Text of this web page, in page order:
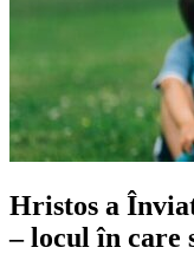
Hristos a
– locul în care